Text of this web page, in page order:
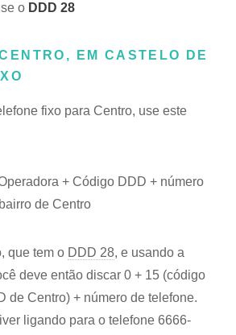
o DDD 28
EM CASTELO DE
fixo para Centro, use este
+ Código DDD + número
de Centro
que tem o DDD 28, e usando a
deve então discar 0 + 15 (código
de Centro) + número de telefone.
ligando para o telefone 6666-